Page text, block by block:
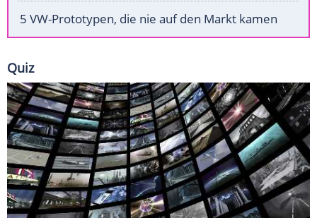
5 VW-Prototypen, die nie auf den Markt kamen
Quiz